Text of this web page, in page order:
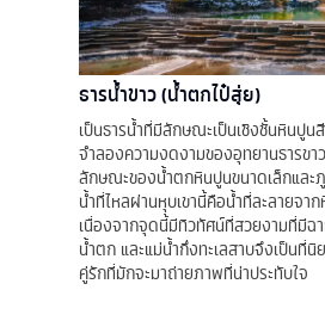
ธารน้ำขาว (น้ำตกไป๋สุ่ย)
เป็นธารน้ำที่มีลักษณะเป็นเชิงชั้นหินปู
จำลองความงดงามของอุทยานธารข
ลักษณะของน้ำตกหินปูนขนาดเล็กและ
น้ำที่ไหลผ่านหุบเขานี้คือน้ำที่ละลายจา
เนื่องจากจุดนี้มีทิวทัศน์ที่สวยงามที่มีฉ
น้ำตก และแม่น้ำกึ่งทะเลสาบจึงเป็นที่
คู่รักที่มักจะมาถ่ายภาพที่น่าประทับใจ